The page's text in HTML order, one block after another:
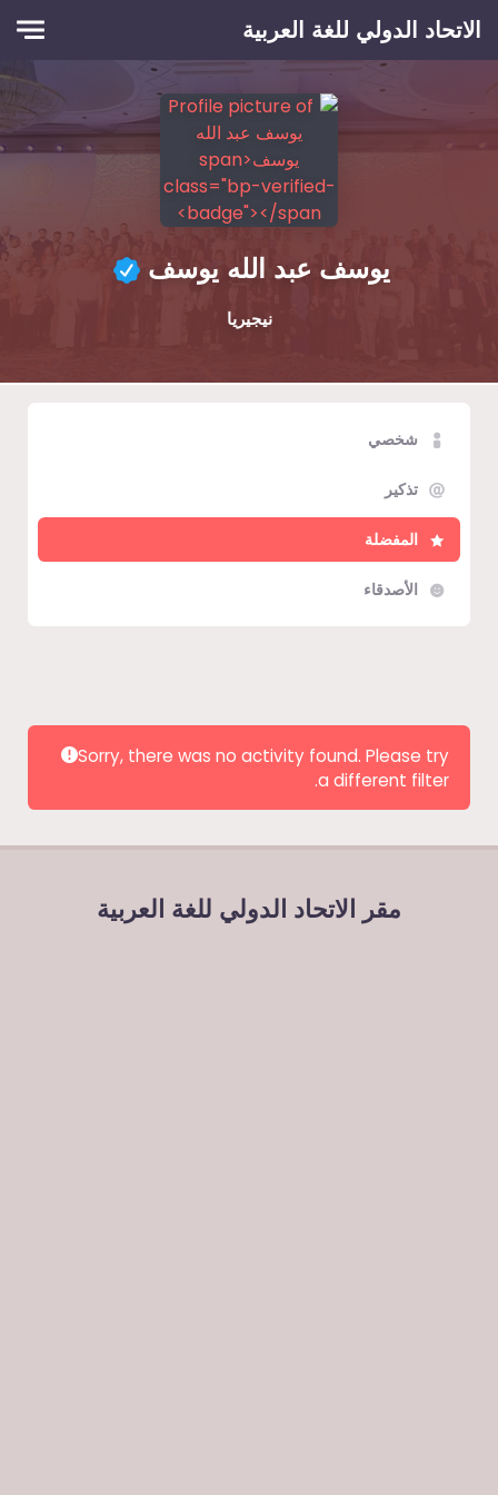
الاتحاد الدولي للغة العربية
يوسف عبد الله يوسف
نيجيريا
شخصي
تذكير
المفضلة
الأصدقاء
Sorry, there was no activity found. Please try
a different filter.
مقر الاتحاد الدولي للغة العربية